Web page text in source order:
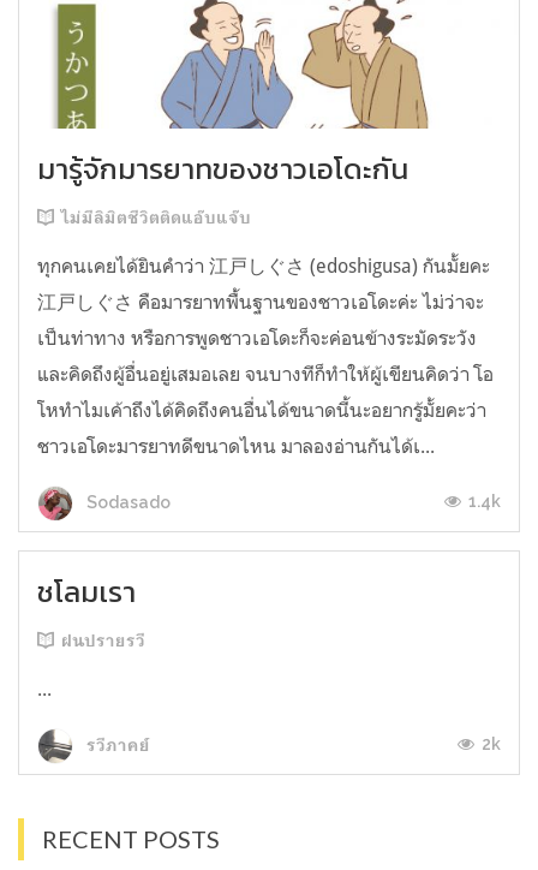
มารู้จักมารยาทของชาวเอโดะกัน
ไม่มีลิมิตชีวิตติดแอ๊บแจ๊บ
ทุกคนเคยได้ยินคำว่า 江戸しぐさ (edoshigusa) กันมั้ยคะ
江戸しぐさ คือมารยาทพื้นฐานของชาวเอโดะค่ะ ไม่ว่าจะ
เป็นท่าทาง หรือการพูดชาวเอโดะก็จะค่อนข้างระมัดระวัง
และคิดถึงผู้อื่นอยู่เสมอเลย จนบางทีก็ทำให้ผู้เขียนคิดว่า โอ
โหทำไมเค้าถึงได้คิดถึงคนอื่นได้ขนาดนี้นะอยากรู้มั้ยคะว่า
ชาวเอโดะมารยาทดีขนาดไหน มาลองอ่านกันได้เ...
Sodasado 1.4k
ชโลมเรา
ฝนปรายรวี
...
รวีภาคย์ 2k
RECENT POSTS